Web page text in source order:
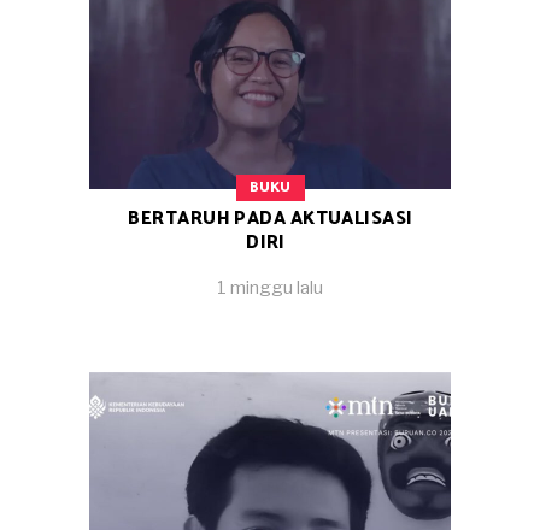
BUKU
BERTARUH PADA AKTUALISASI
DIRI
1 minggu lalu